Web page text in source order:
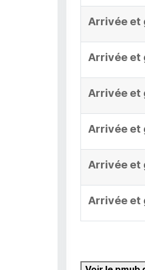
Arrivée et
Arrivée et
Arrivée et
Arrivée et
Arrivée et
Arrivée et